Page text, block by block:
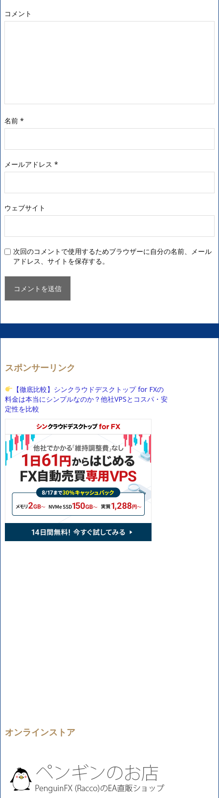
コメント
名前 *
メールアドレス *
ウェブサイト
次回のコメントで使用するためブラウザーに自分の名前、メール
アドレス、サイトを保存する。
スポンサーリンク
【徹底比較】シンクラウドデスクトップ for FXの
料金は本当にシンプルなのか？他社VPSとコスパ・安
定性を比較
オンラインストア